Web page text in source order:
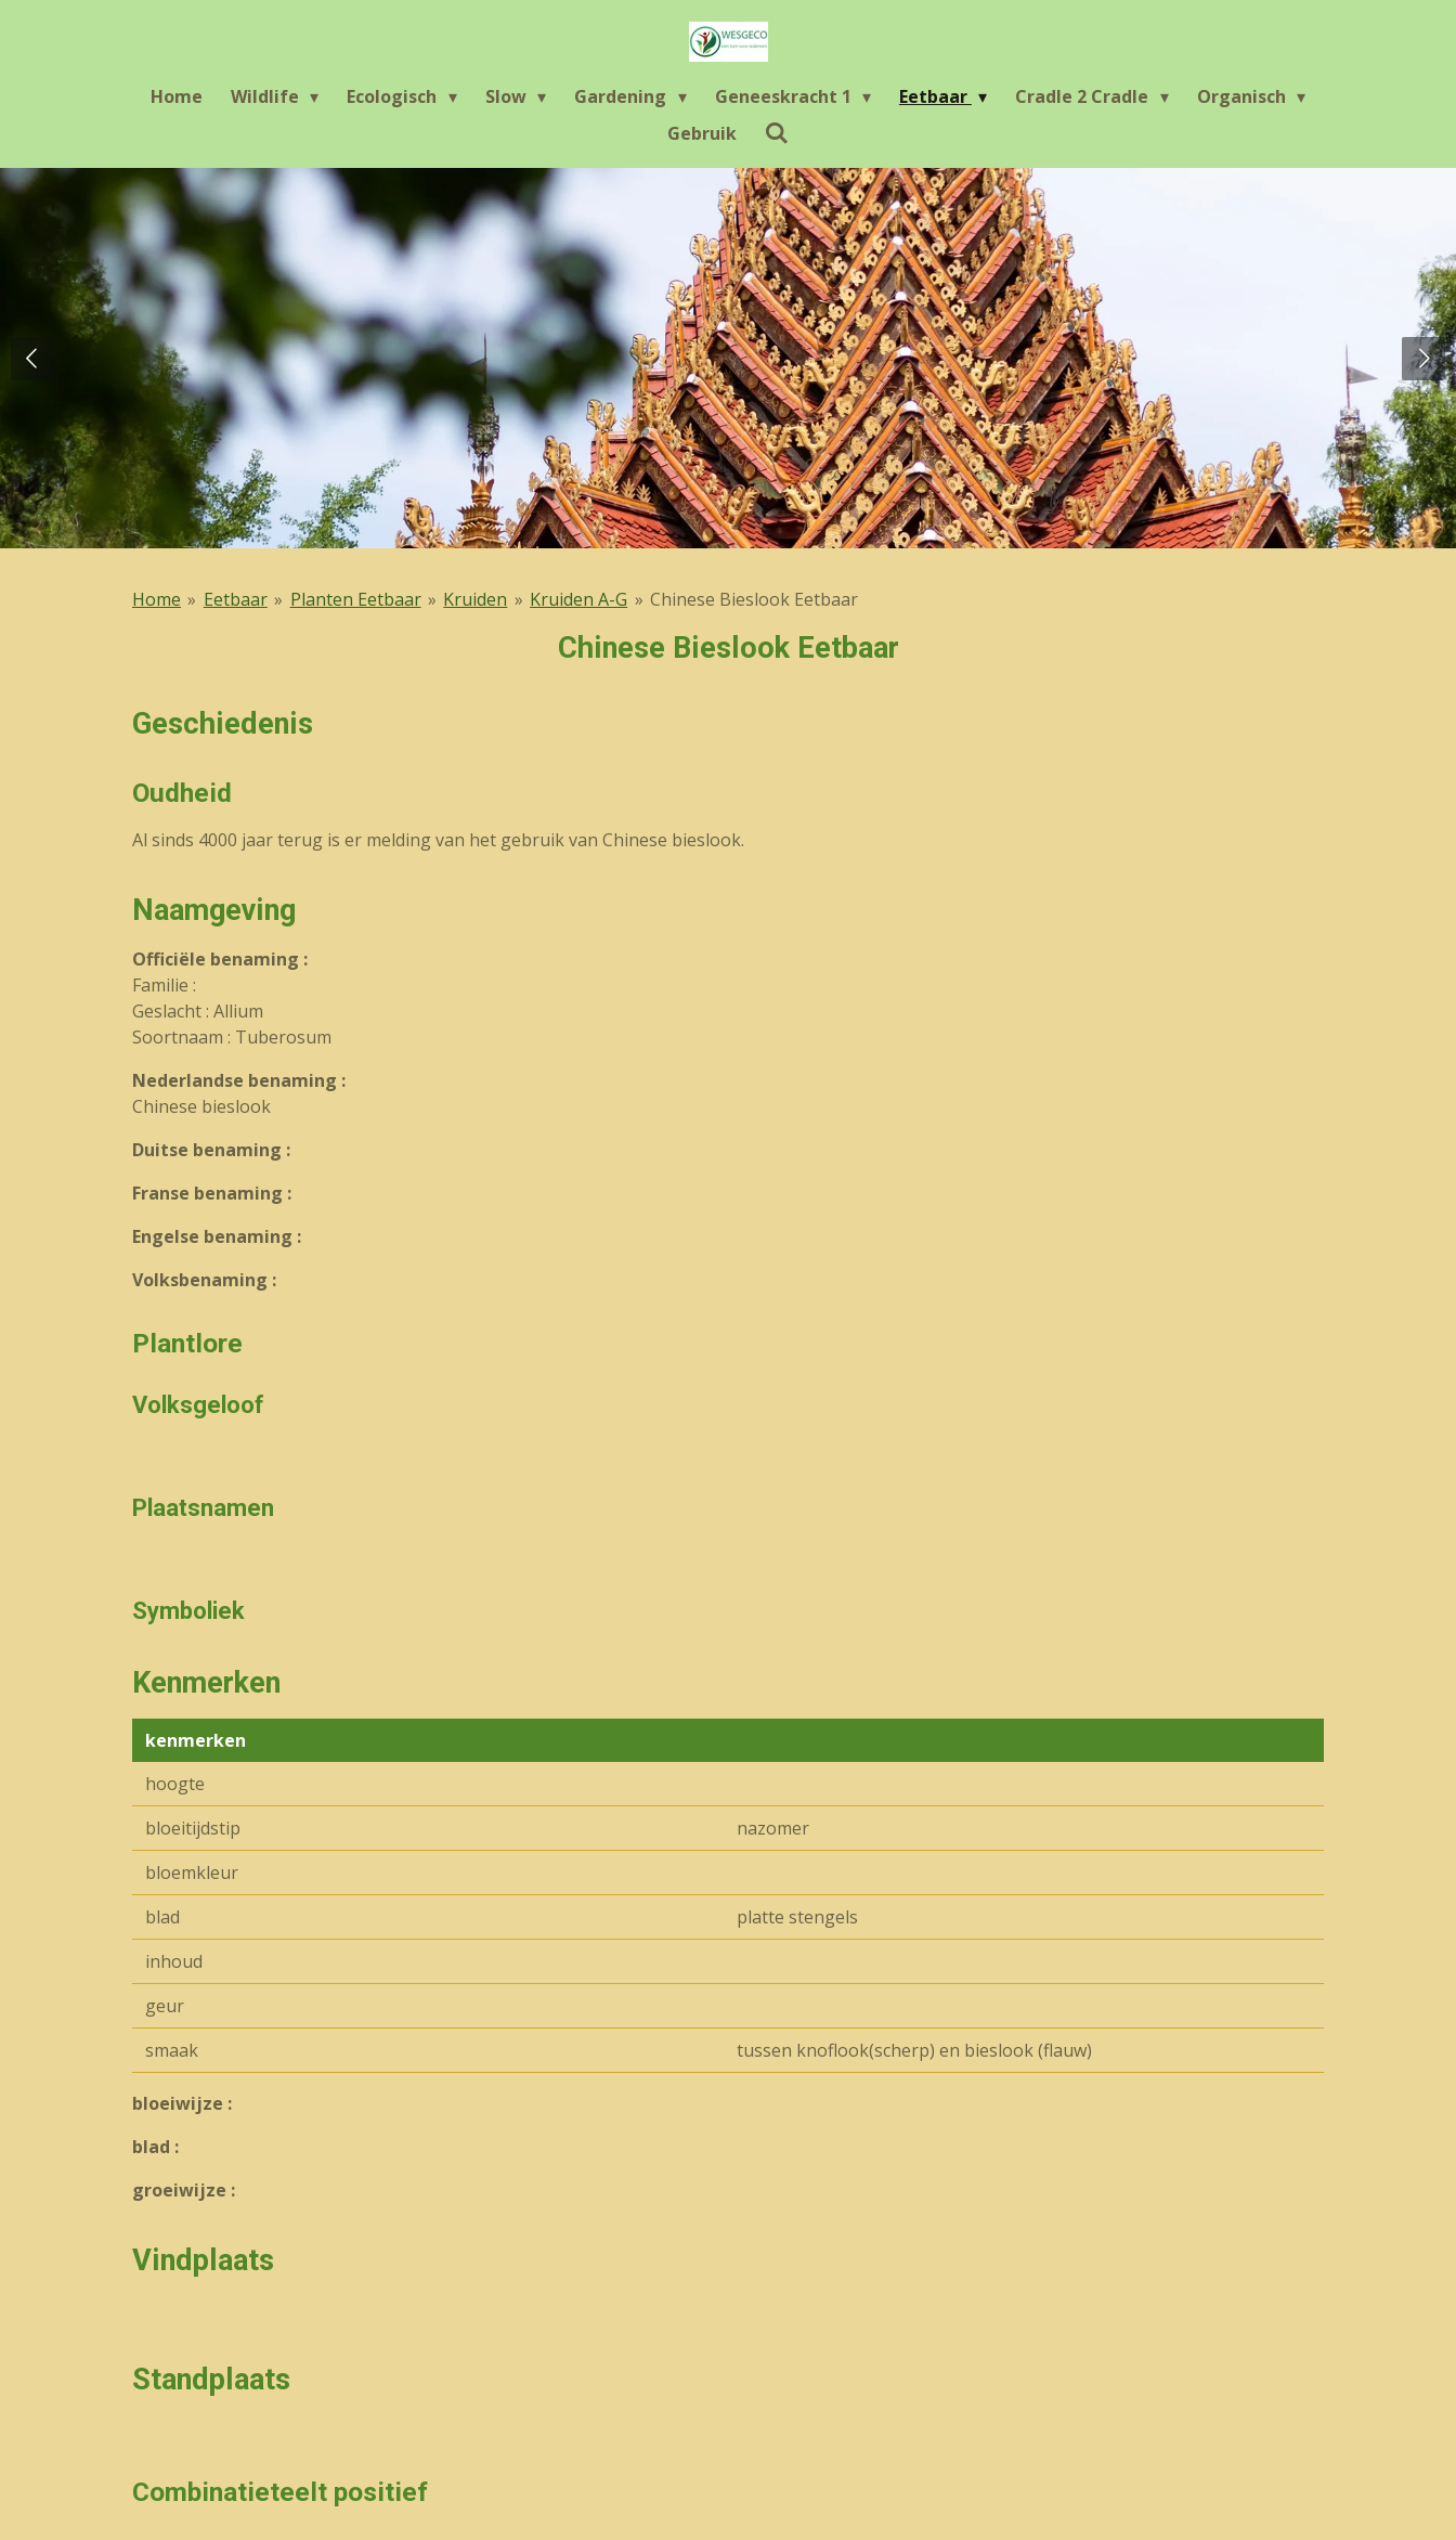
Home Wildlife Ecologisch Slow Gardening Geneeskracht 1 Eetbaar Cradle 2 Cradle
Organisch
Gebruik
Home » Eetbaar » Planten Eetbaar » Kruiden » Kruiden A-G » Chinese Bieslook Eetbaar
Chinese Bieslook Eetbaar
Geschiedenis
Oudheid
Al sinds 4000 jaar terug is er melding van het gebruik van Chinese bieslook.
Naamgeving
Officiële benaming :
Familie :
Geslacht : Allium
Soortnaam : Tuberosum
Nederlandse benaming :
Chinese bieslook
Duitse benaming :
Franse benaming :
Engelse benaming :
Volksbenaming :
Plantlore
Volksgeloof
Plaatsnamen
Symboliek
Kenmerken
kenmerken
hoogte
bloeitijdstip
nazomer
bloemkleur
blad
platte stengels
inhoud
geur
smaak
tussen knoflook(scherp) en bieslook (flauw)
bloeiwijze :
blad :
groeiwijze :
Vindplaats
Standplaats
Combinatieteelt positief